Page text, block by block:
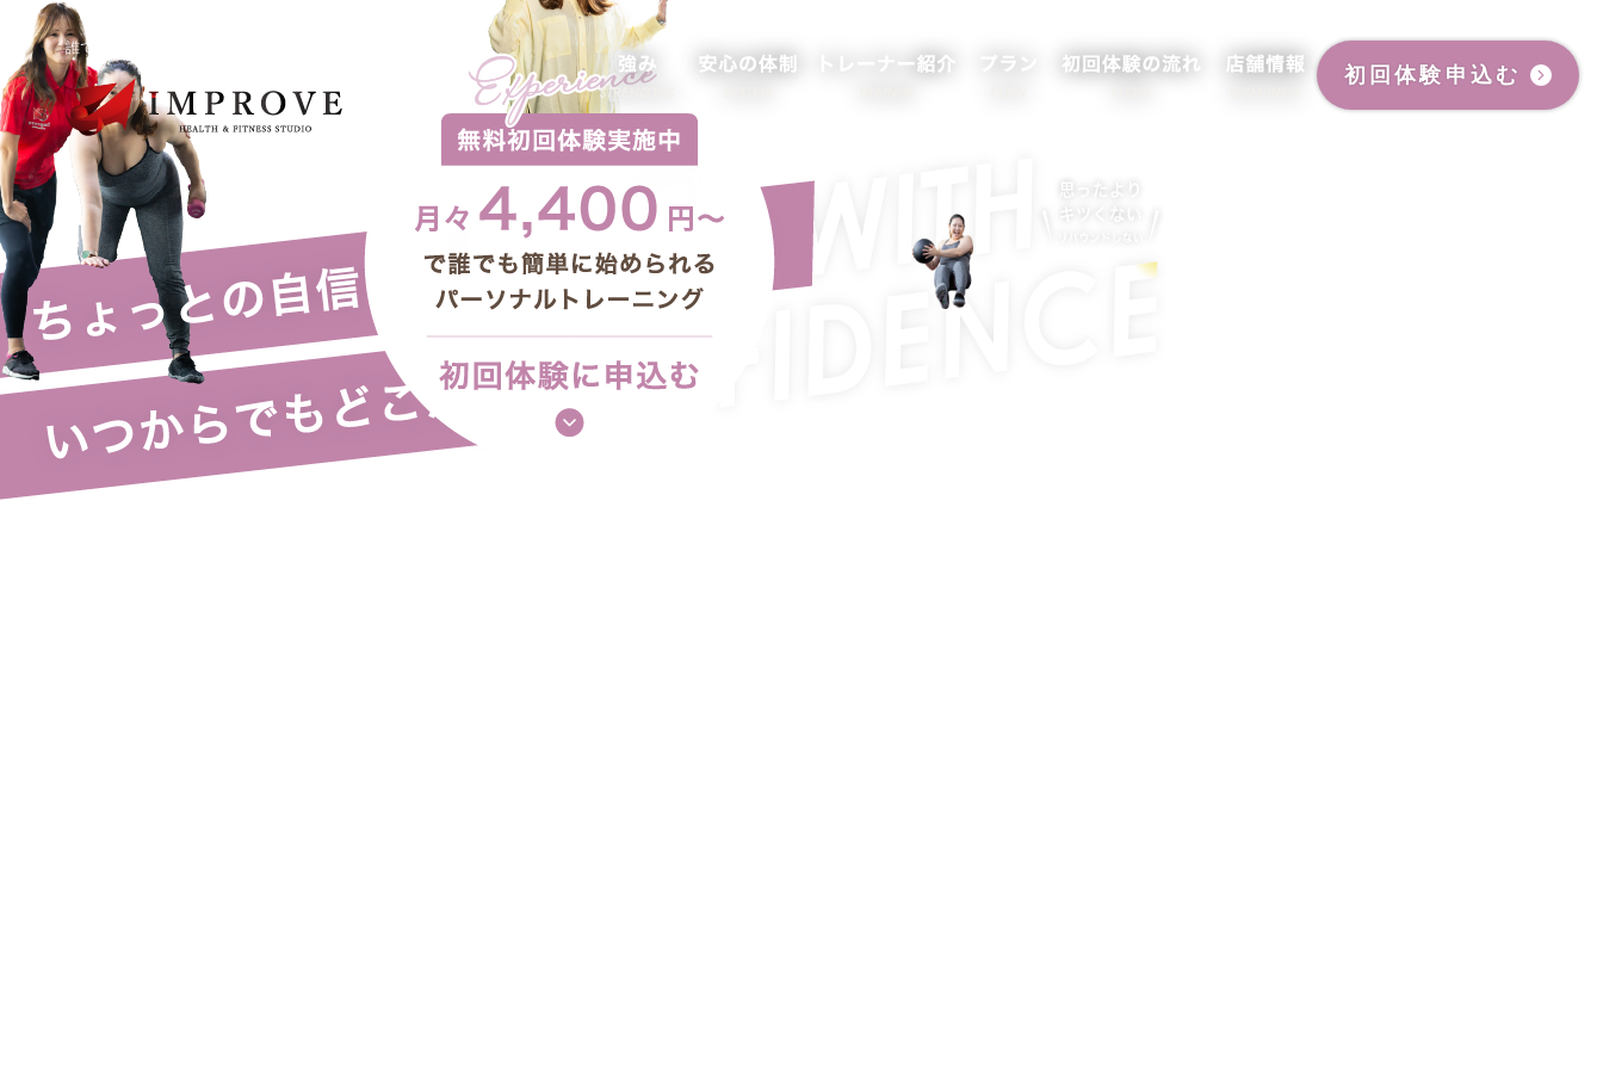
誰でも簡単に始められるパーソナルトレーニング｜インプルーブ
初回体験申込む